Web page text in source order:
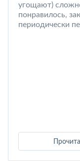
угощают)
понравилось,
периодически